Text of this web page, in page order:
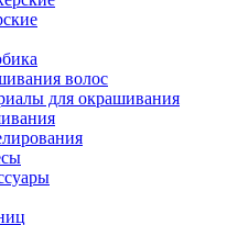
волос
для окрашивания